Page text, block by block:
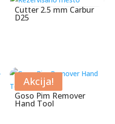
Cutter 2.5 mm Carbur
D25
Akcija!
Goso Pim Remover
Hand Tool